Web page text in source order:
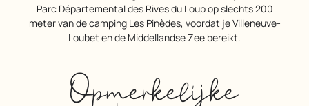
Parc Départemental des Rives du Loup op slechts 200
meter van de camping Les Pinèdes, voordat je Villeneuve-
Loubet en de Middellandse Zee bereikt.
Opmerkelijke